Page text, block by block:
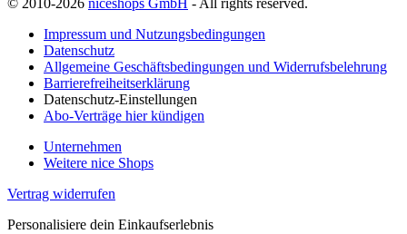
© 2010-2026 niceshops GmbH - All rights reserved.
Impressum und Nutzungsbedingungen
Datenschutz
Allgemeine Geschäftsbedingungen und Widerrufsbelehrung
Barrierefreiheitserklärung
Datenschutz-Einstellungen
Abo-Verträge hier kündigen
Unternehmen
Weitere nice Shops
Vertrag widerrufen
Personalisiere dein Einkaufserlebnis